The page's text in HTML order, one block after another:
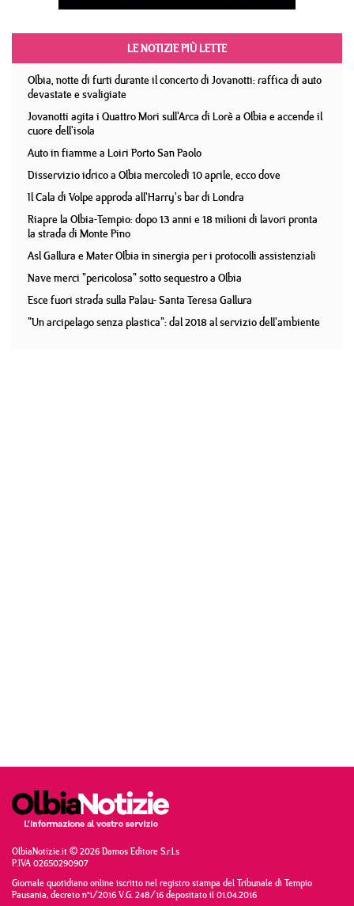
LE NOTIZIE PIÙ LETTE
Olbia, notte di furti durante il concerto di Jovanotti: raffica di auto
devastate e svaligiate
Jovanotti agita i Quattro Mori sull'Arca di Lorè a Olbia e accende il
cuore dell'isola
Auto in fiamme a Loiri Porto San Paolo
Disservizio idrico a Olbia mercoledì 10 aprile, ecco dove
Il Cala di Volpe approda all'Harry's bar di Londra
Riapre la Olbia-Tempio: dopo 13 anni e 18 milioni di lavori pronta
la strada di Monte Pino
Asl Gallura e Mater Olbia in sinergia per i protocolli assistenziali
Nave merci "pericolosa" sotto sequestro a Olbia
Esce fuori strada sulla Palau- Santa Teresa Gallura
"Un arcipelago senza plastica": dal 2018 al servizio dell'ambiente
OlbiaNotizie.it © 2026 Damos Editore S.r.l.s
P.IVA 02650290907
Giornale quotidiano online iscritto nel registro stampa del Tribunale di Tempio
Pausania, decreto n°1/2016 V.G. 248/16 depositato il 01.04.2016